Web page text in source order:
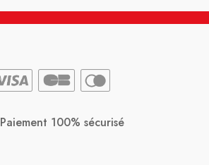
Paiement 100% sécurisé